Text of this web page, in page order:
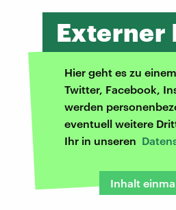
Externer
Hier geht es zu
Twitter, Facebook,
werden
eventuell weitere
Ihr in unseren
Inhalt